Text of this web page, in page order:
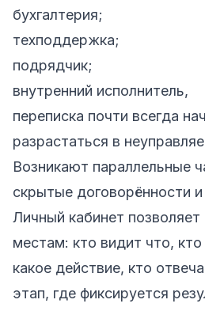
бухгалтерия;
техподдержка;
подрядчик;
внутренний исполнитель,
переписка почти всегда
разрастаться в
Возникают параллельные
скрытые договорённости
Личный кабинет
местам: кто видит что,
какое действие, кто
этап, где фиксируется